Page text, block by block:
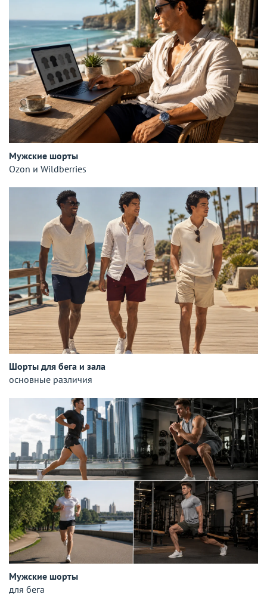
Мужские шорты
Ozon и Wildberries
Шорты для бега и зала
основные различия
Мужские шорты
для бега